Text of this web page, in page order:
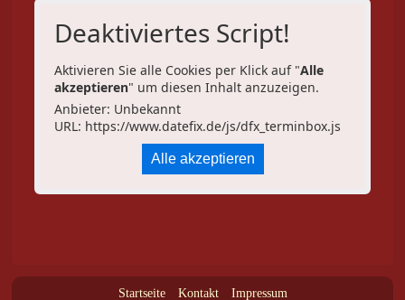
Deaktiviertes Script!
Aktivieren Sie alle Cookies per Klick auf "Alle
akzeptieren" um diesen Inhalt anzuzeigen.
Anbieter: Unbekannt
URL: https://www.datefix.de/js/dfx_terminbox.js
Alle akzeptieren
Startseite Kontakt
Impressum